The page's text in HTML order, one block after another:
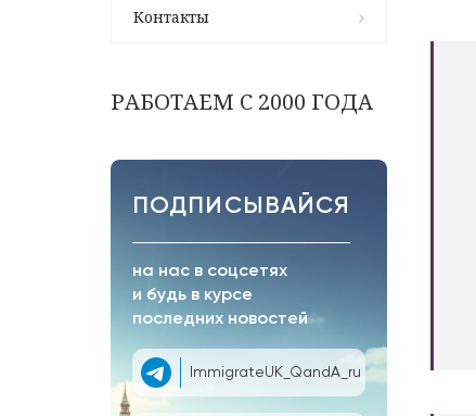
Контакты
РАБОТАЕМ С 2000 ГОДА
ПОДПИСЫВАЙСЯ
на нас в соцсетях
и будь в курсе
последних новостей
ImmigrateUK_QandA_ru